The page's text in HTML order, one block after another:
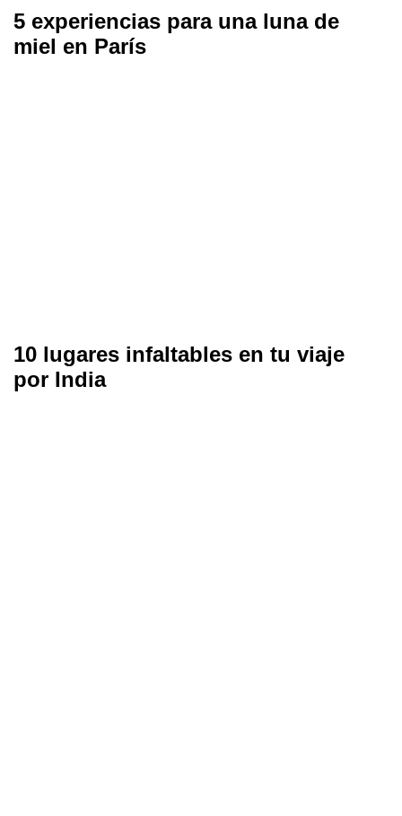
5 experiencias para una luna de
miel en París
10 lugares infaltables en tu viaje
por India